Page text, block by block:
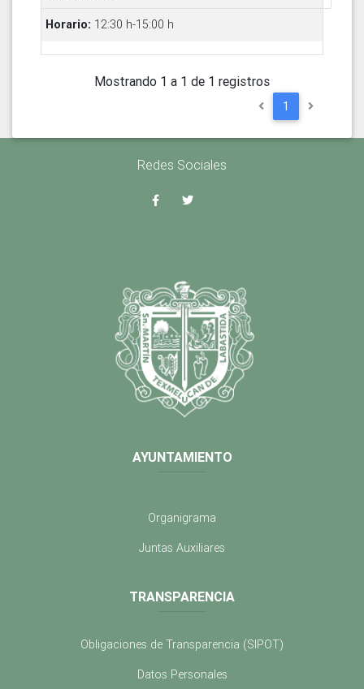
12:30 h-15:00 h
Mostrando 1 a 1 de 1 registros
1
Redes Sociales
AYUNTAMIENTO
Organigrama
Juntas Auxiliares
TRANSPARENCIA
Obligaciones de Transparencia (SIPOT)
Datos Personales